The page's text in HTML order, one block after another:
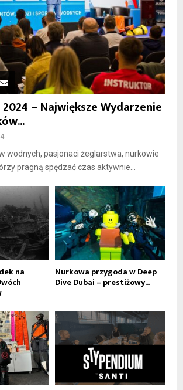
– Największe Wydarzenie
wodnych, pasjonaci żeglarstwa, nurkowie
pragną spędzać czas aktywnie...
na Nurkowa przygoda w Deep
Dive Dubai – prestiżowy...